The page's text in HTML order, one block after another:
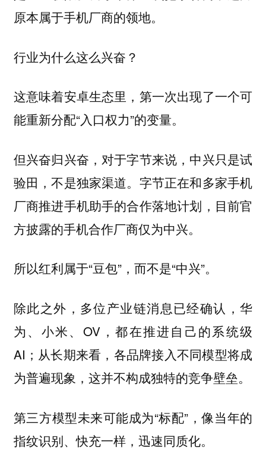
原本属于手机厂商的领地。
行业为什么这么兴奋？
这意味着安卓生态里，第一次出现了一个可
能重新分配“入口权力”的变量。
但兴奋归兴奋，对于字节来说，中兴只是试
验田，不是独家渠道。字节正在和多家手机
厂商推进手机助手的合作落地计划，目前官
方披露的手机合作厂商仅为中兴。
所以红利属于“豆包”，而不是“中兴”。
除此之外，多位产业链消息已经确认，华
为、小米、OV，都在推进自己的系统级
AI；从长期来看，各品牌接入不同模型将成
为普遍现象，这并不构成独特的竞争壁垒。
第三方模型未来可能成为“标配”，像当年的
指纹识别、快充一样，迅速同质化。